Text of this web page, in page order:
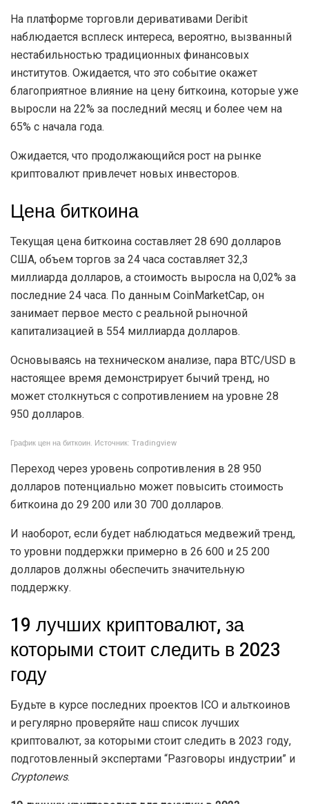
На платформе торговли деривативами Deribit
наблюдается всплеск интереса, вероятно, вызванный
нестабильностью традиционных финансовых
институтов. Ожидается, что это событие окажет
благоприятное влияние на цену биткоина, которые уже
выросли на 22% за последний месяц и более чем на
65% с начала года.
Ожидается, что продолжающийся рост на рынке
криптовалют привлечет новых инвесторов.
Цена биткоина
Текущая цена биткоина составляет 28 690 долларов
США, объем торгов за 24 часа составляет 32,3
миллиарда долларов, а стоимость выросла на 0,02% за
последние 24 часа. По данным CoinMarketCap, он
занимает первое место с реальной рыночной
капитализацией в 554 миллиарда долларов.
Основываясь на техническом анализе, пара BTC/USD в
настоящее время демонстрирует бычий тренд, но
может столкнуться с сопротивлением на уровне 28
950 долларов.
График цен на биткоин. Источник: Tradingview
Переход через уровень сопротивления в 28 950
долларов потенциально может повысить стоимость
биткоина до 29 200 или 30 700 долларов.
И наоборот, если будет наблюдаться медвежий тренд,
то уровни поддержки примерно в 26 600 и 25 200
долларов должны обеспечить значительную
поддержку.
19 лучших криптовалют, за
которыми стоит следить в 2023
году
Будьте в курсе последних проектов ICO и альткоинов
и регулярно проверяйте наш список лучших
криптовалют, за которыми стоит следить в 2023 году,
подготовленный экспертами “Разговоры индустрии” и
Cryptonews.